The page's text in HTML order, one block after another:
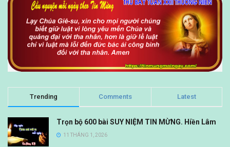
Trending Comments Latest
Trọn bộ 600 bài SUY NIỆM TIN MỪNG. Hiền Lâm
11 THÁNG 1, 2026